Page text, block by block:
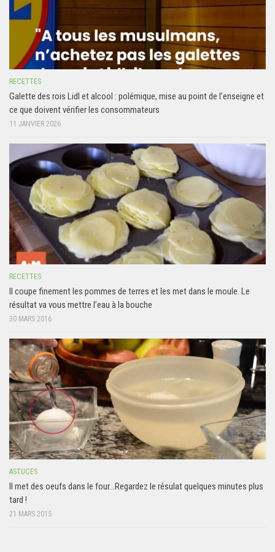
RECETTES
Galette des rois Lidl et alcool : polémique, mise au point de l’enseigne et
ce que doivent vérifier les consommateurs
11 JANVIER 2026
RECETTES
Il coupe finement les pommes de terres et les met dans le moule. Le
résultat va vous mettre l’eau à la bouche
30 MARS 2016
ASTUCES
Il met des oeufs dans le four…Regardez le résulat quelques minutes plus
tard !
21 MARS 2015